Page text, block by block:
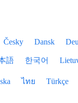
Česky Dansk
語 한국어
ไทย Türkçe